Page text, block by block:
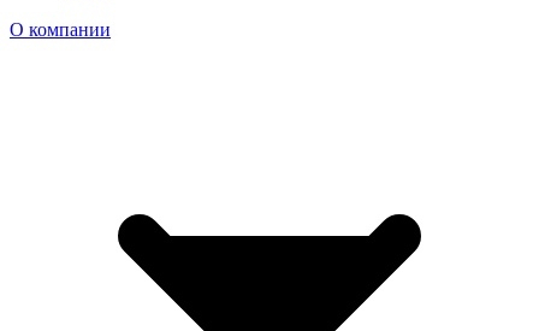
О компании